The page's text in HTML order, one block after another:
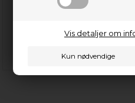
Vis detaljer om
Legg i kurven
Kun 1 igjen!(Lev. 2-4 virkedager